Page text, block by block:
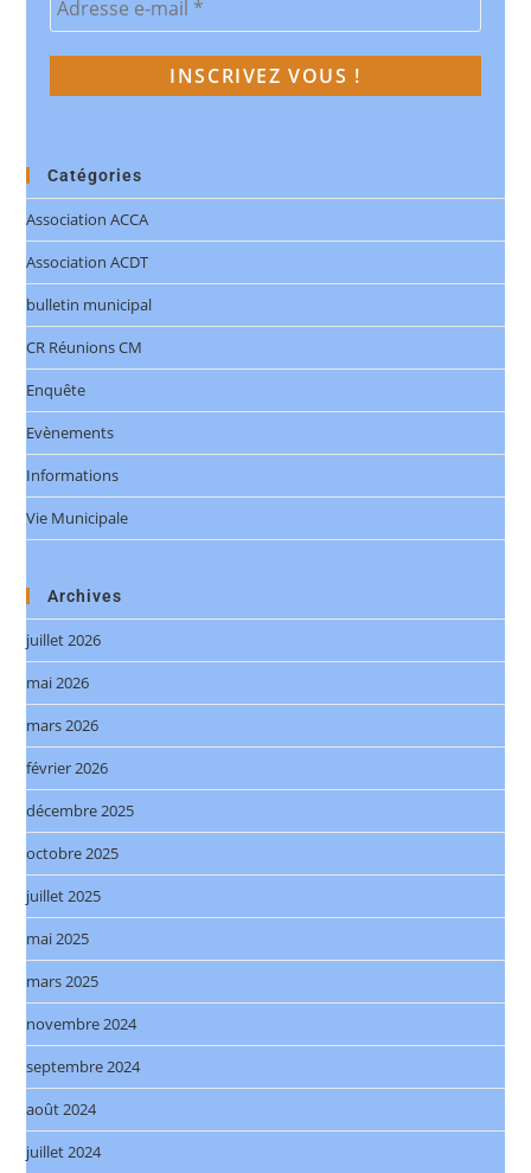
Catégories
Association ACCA
Association ACDT
bulletin municipal
CR Réunions CM
Enquête
Evènements
Informations
Vie Municipale
Archives
juillet 2026
mai 2026
mars 2026
février 2026
décembre 2025
octobre 2025
juillet 2025
mai 2025
mars 2025
novembre 2024
septembre 2024
août 2024
juillet 2024